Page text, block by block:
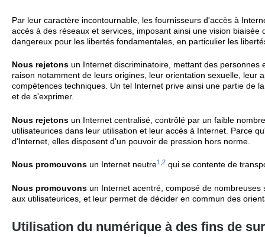
Par leur caractère incontournable, les fournisseurs d'accès à
accès à des réseaux et services, imposant ainsi une vision
dangereux pour les libertés fondamentales, en particulier les
Nous rejetons un Internet discriminatoire, mettant des personnes
raison notamment de leurs origines, leur orientation sexuelle, leur
compétences techniques. Un tel Internet prive ainsi une partie de
et de s'exprimer.
Nous rejetons un Internet centralisé, contrôlé par un faible
utilisateurices dans leur utilisation et leur accès à Internet. Parce
d'Internet, elles disposent d'un pouvoir de pression hors norme.
Nous promouvons un Internet neutre1 2 qui se contente de
Nous promouvons un Internet acentré, composé de
aux utilisateurices, et leur permet de décider en commun des
Utilisation du numérique à des fins de